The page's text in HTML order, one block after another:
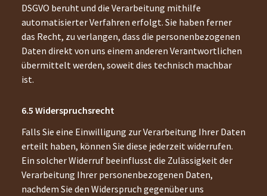
DSGVO beruht und die Verarbeitung mithilfe
automatisierter Verfahren erfolgt. Sie haben ferner
das Recht, zu verlangen, dass die personenbezogenen
Daten direkt von uns einem anderen Verantwortlichen
übermittelt werden, soweit dies technisch machbar
ist.
Widerspruchsrecht
Falls Sie eine Einwilligung zur Verarbeitung Ihrer Daten
erteilt haben, können Sie diese jederzeit widerrufen.
Ein solcher Widerruf beeinflusst die Zulässigkeit der
Verarbeitung Ihrer personenbezogenen Daten,
nachdem Sie den Widerspruch gegenüber uns